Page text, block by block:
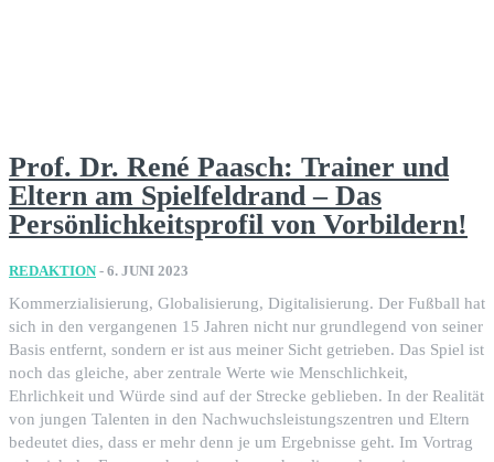
Prof. Dr. René Paasch: Trainer und
Eltern am Spielfeldrand – Das
Persönlichkeitsprofil von Vorbildern!
REDAKTION - 6. JUNI 2023
Kommerzialisierung, Globalisierung, Digitalisierung. Der Fußball hat
sich in den vergangenen 15 Jahren nicht nur grundlegend von seiner
Basis entfernt, sondern er ist aus meiner Sicht getrieben. Das Spiel ist
noch das gleiche, aber zentrale Werte wie Menschlichkeit,
Ehrlichkeit und Würde sind auf der Strecke geblieben. In der Realität
von jungen Talenten in den Nachwuchsleistungszentren und Eltern
bedeutet dies, dass er mehr denn je um Ergebnisse geht. Im Vortrag